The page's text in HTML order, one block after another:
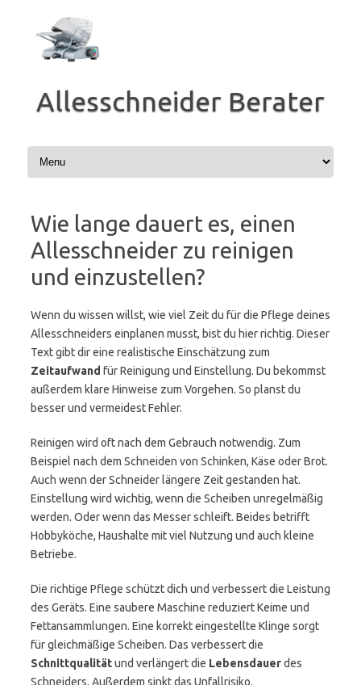
springen
Allesschneider Berater
Wie lange dauert es, einen
Allesschneider zu reinigen
und einzustellen?
Wenn du wissen willst, wie viel Zeit du für die Pflege deines
Allesschneiders einplanen musst, bist du hier richtig. Dieser
Text gibt dir eine realistische Einschätzung zum
Zeitaufwand für Reinigung und Einstellung. Du bekommst
außerdem klare Hinweise zum Vorgehen. So planst du
besser und vermeidest Fehler.
Reinigen wird oft nach dem Gebrauch notwendig. Zum
Beispiel nach dem Schneiden von Schinken, Käse oder Brot.
Auch wenn der Schneider längere Zeit gestanden hat.
Einstellung wird wichtig, wenn die Scheiben unregelmäßig
werden. Oder wenn das Messer schleift. Beides betrifft
Hobbyköche, Haushalte mit viel Nutzung und auch kleine
Betriebe.
Die richtige Pflege schützt dich und verbessert die Leistung
des Geräts. Eine saubere Maschine reduziert Keime und
Fettansammlungen. Eine korrekt eingestellte Klinge sorgt
für gleichmäßige Scheiben. Das verbessert die
Schnittqualitätund verlängert die Lebensdauerdes
Schneiders. Außerdem sinkt das Unfallrisiko.